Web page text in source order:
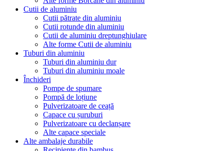
Cutii de aluminiu
Cutii pătrate din aluminiu
Cutii rotunde din aluminiu
Cutii de aluminiu dreptunghiulare
Alte forme Cutii de aluminiu
Tuburi din aluminiu
Tuburi din aluminiu dur
Tuburi din aluminiu moale
Închideri
Pompe de spumare
Pompă de loțiune
Pulverizatoare de ceață
Capace cu șuruburi
Pulverizatoare cu declanșare
Alte capace speciale
Alte ambalaje durabile